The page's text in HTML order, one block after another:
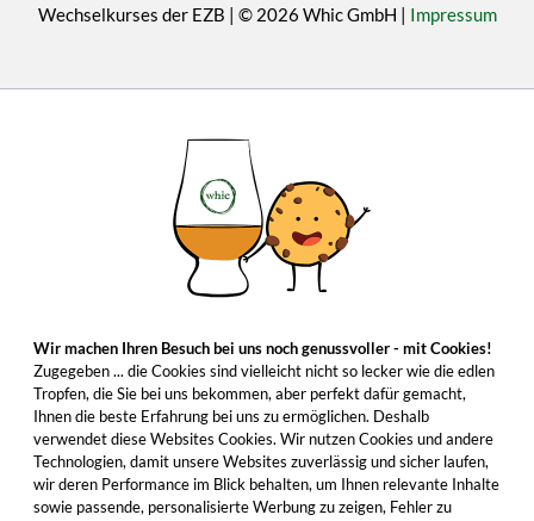
Wechselkurses der EZB | © 2026 Whic GmbH | Impressum
Wir machen Ihren Besuch bei uns noch genussvoller - mit Cookies!
Zugegeben ... die Cookies sind vielleicht nicht so lecker wie die edlen
Tropfen, die Sie bei uns bekommen, aber perfekt dafür gemacht,
Ihnen die beste Erfahrung bei uns zu ermöglichen. Deshalb
verwendet diese Websites Cookies. Wir nutzen Cookies und andere
Technologien, damit unsere Websites zuverlässig und sicher laufen,
wir deren Performance im Blick behalten, um Ihnen relevante Inhalte
sowie passende, personalisierte Werbung zu zeigen, Fehler zu